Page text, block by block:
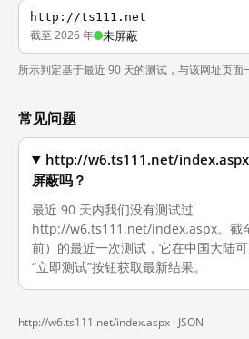
http://ts111.net
截至 2026 年 未屏蔽
所示判定基于最近 90 天的测试，与该网址页面
常见问题
http://w6.ts111.net/index.aspx
屏蔽吗？
最近 90 天内我们没有测试过
http://w6.ts111.net/index.aspx。截
前）的最近一次测试，它在中国大陆
“立即测试”按钮获取最新结果。
http://w6.ts111.net/index.aspx · JSON